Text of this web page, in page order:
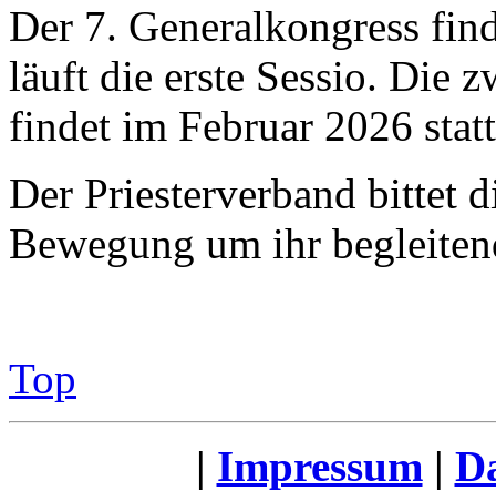
Der 7. Generalkongress
läuft die erste Sessio. Die
findet im Februar 2026
Der Priesterverband bittet
Bewegung um ihr
Top
| Impressum |